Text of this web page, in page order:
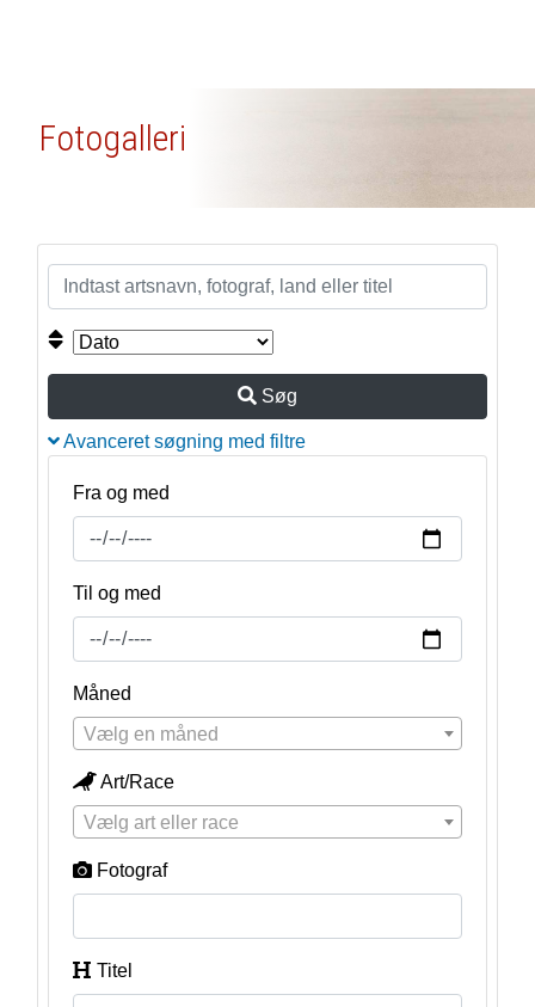
Fotogalleri
Søg
Avanceret søgning med filtre
Fra og med
Til og med
Måned
Vælg en måned
Art/Race
Vælg art eller race
Fotograf
Titel